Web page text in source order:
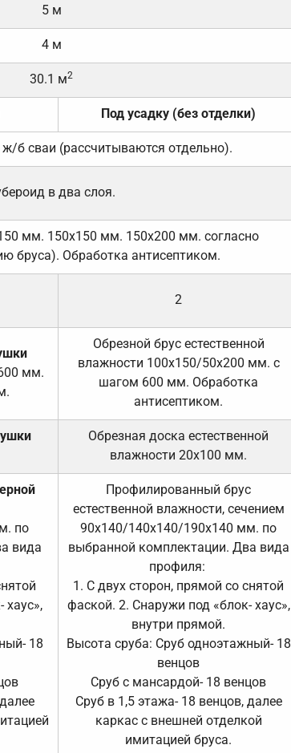
5 м
4 м
30.1 м2
Под усадку (без отделки)
б сваи (рассчитываются отдельно).
в два слоя.
мм. 150х150 мм. 150х200 мм. согласно
бруса). Обработка антисептиком.
2
мм.
Обрезной брус естественной
влажности 100х150/50х200 мм. с
шагом 600 мм. Обработка
антисептиком.
Обрезная доска естественной
влажности 20х100 мм.
по
вида
хаус»,
18
Профилированный брус
естественной влажности, сечением
90х140/140х140/190х140 мм. по
выбранной комплектации. Два вида
профиля:
1. С двух сторон, прямой со снятой
фаской. 2. Снаружи под «блок- хаус»,
внутри прямой.
Высота сруба: Сруб одноэтажный- 18
венцов
Сруб с мансардой- 18 венцов
Сруб в 1,5 этажа- 18 венцов, далее
каркас с внешней отделкой
имитацией бруса.